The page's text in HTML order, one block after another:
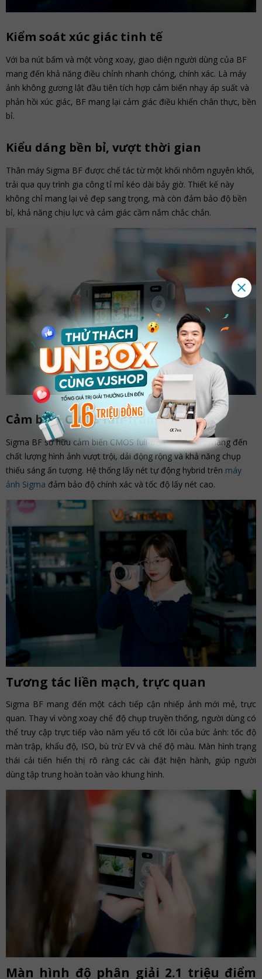
Kiểm soát xúc giác tinh tế
Với ba nút bấm và một vòng xoay, giao diện người dùng của BF
mang đến khả năng điều chỉnh nhanh chóng, chính xác. Là máy
ảnh không gương lật đầu tiên tích hợp cảm biến nhạy áp suất và
phản hồi xúc giác, BF mang lại cảm giác điều khiển chân thực, bền
bỉ.
Kiểu dáng bền bỉ, vượt thời gian
Thân máy Sigma BF được chế tác từ một khối nhôm nguyên khối,
trải qua quy trình gia công tỉ mỉ kéo dài bảy giờ. Thiết kế này
không chỉ mang lại vẻ đẹp sang trọng, mà còn đảm bảo độ bền
bỉ, khả năng chịu lực và cảm giác cầm nắm chắc chắn.
Cảm biến CMOS full-frame 24.6MP
Sigma BF sở hữu cảm biến CMOS full-frame 24.6MP, mang đến
chất lượng hình ảnh vượt trội, dải động rộng và khả năng chụp
thiếu sáng ấn tượng. Hệ thống lấy nét tự động hybrid trên máy
ảnh Sigma đảm bảo độ chính xác và tốc độ lấy nét cao.
Tương tác liền mạch, trực quan
Sigma BF mang đến một cách tiếp cận nhiếp ảnh mới mẻ, trực
quan. Thay vì vòng xoay chế độ chụp truyền thống, người dùng có
thể truy cập trực tiếp vào năm yếu tố cốt lõi của bức ảnh: tốc độ
màn trập, khẩu độ, ISO, bù trừ EV và chế độ màu. Màn hình trạng
thái cải tiến hiển thị rõ ràng các cài đặt hiện hành, giúp người
dùng tập trung hoàn toàn vào khung hình.
Màn hình độ phân giải 2.1 triệu điểm